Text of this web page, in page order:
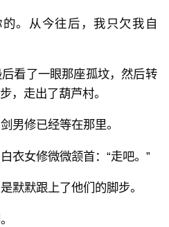
。从今往后，我只欠我自
看了一眼那座孤坟，然后转
，走出了葫芦村。
男修已经等在那里。
衣女修微微颔首：“走吧。”
默默跟上了他们的脚步。